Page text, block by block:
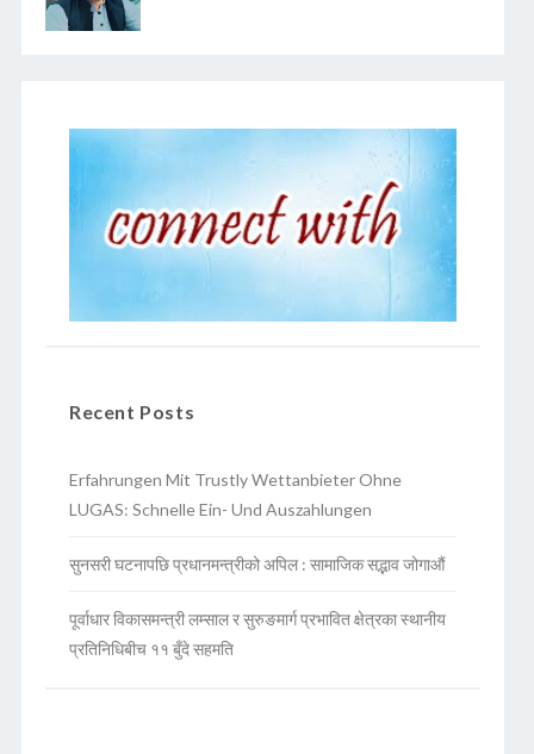
Recent Posts
Erfahrungen Mit Trustly Wettanbieter Ohne
LUGAS: Schnelle Ein- Und Auszahlungen
सुनसरी घटनापछि प्रधानमन्त्रीको अपिल : सामाजिक सद्भाव जोगाऔं
पूर्वाधार विकासमन्त्री लम्साल र सुरुङमार्ग प्रभावित क्षेत्रका स्थानीय
प्रतिनिधिबीच ११ बुँदे सहमति